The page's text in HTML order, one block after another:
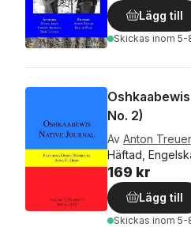
Lägg till
Skickas inom 5-
No. 2)
Av Anton Treuer
Häftad,
169 kr
Lägg till
Skickas inom 5-